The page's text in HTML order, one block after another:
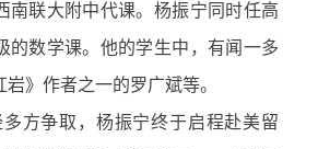
南联大附中代课。杨振宁同时任高
的数学课。他的学生中，有闻一多
》作者之一的罗广斌等。
多方争取，杨振宁终于启程赴美留